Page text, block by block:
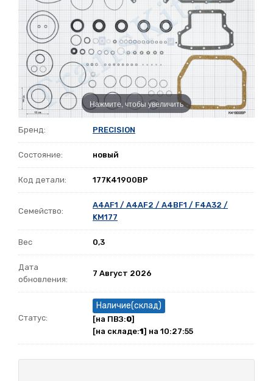
Нажмите, чтобы увеличить
Бренд: PRECISION
Состояние: новый
Код детали: 177K41900BP
Семейство:
A4AF1 / A4AF2 / A4BF1 / F4A32 /
KM177
Вес 0,3
Дата
обновления:
7 Август 2026
Статус:
Наличие(склад)
[на ПВЗ:0]
[на складе:1] на 10:27:55